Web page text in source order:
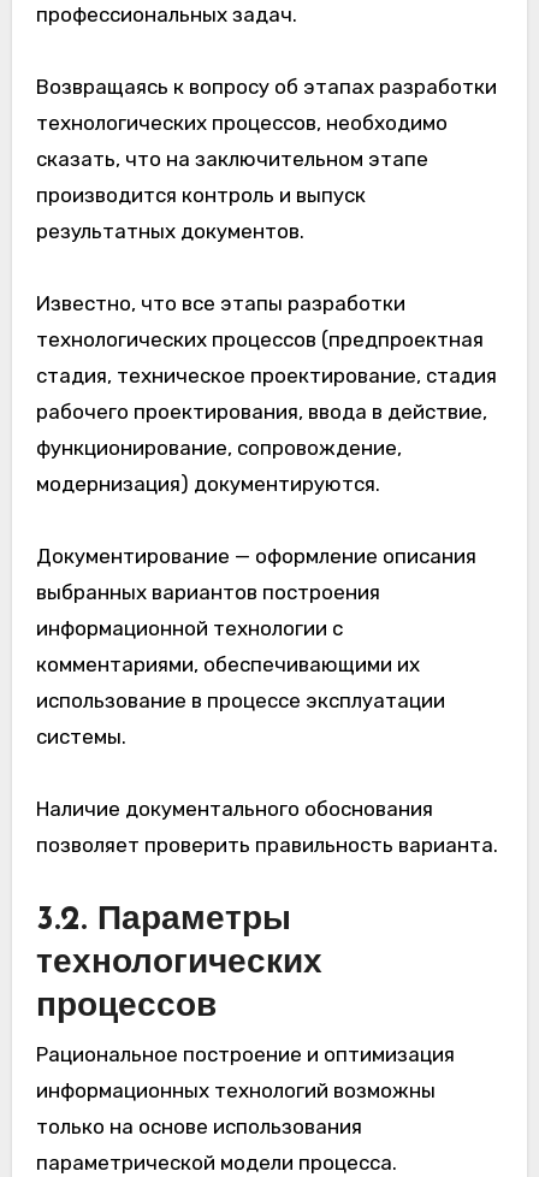
профессиональных задач.
Возвращаясь к вопросу об этапах разработки
технологических процессов, необходимо
сказать, что на заключительном этапе
производится контроль и выпуск
результатных документов.
Известно, что все этапы разработки
технологических процессов (предпроектная
стадия, техническое проектирование, стадия
рабочего проектирования, ввода в действие,
функционирование, сопровождение,
модернизация) документируются.
Документирование — оформление описания
выбранных вариантов построения
информационной технологии с
комментариями, обеспечивающими их
использование в процессе эксплуатации
системы.
Наличие документального обоснования
позволяет проверить правильность варианта.
3.2. Параметры
технологических
процессов
Рациональное построение и оптимизация
информационных технологий возможны
только на основе использования
параметрической модели процесса.